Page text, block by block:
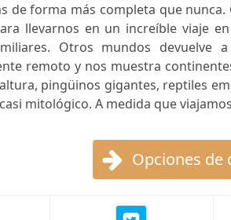
de forma más completa que
llevarnos en un increíble viaje
Otros mundos devuelve
remoto y nos muestra
pingüinos gigantes, reptiles
mitológico. A medida que
Opciones de